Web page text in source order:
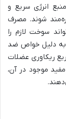
انرژی سریع و
شوند. مصرف
سوخت لازم را
به دلیل خواص ضد
ریکاوری عضلات
موجود در آن،